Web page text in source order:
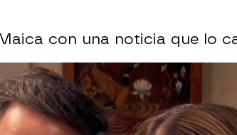
con una noticia que lo